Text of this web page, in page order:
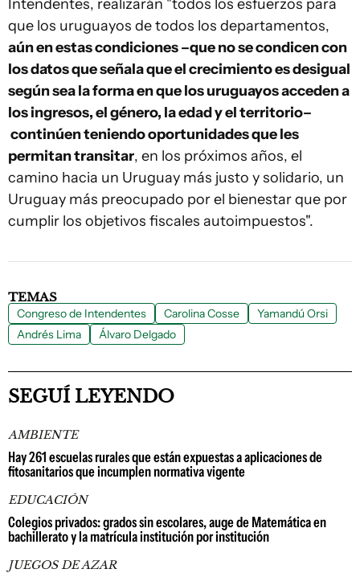
Intendentes, realizarán "todos los esfuerzos para
que los uruguayos de todos los departamentos,
aún en estas condiciones –que no se condicen con
los datos que señala que el crecimiento es desigual
según sea la forma en que los uruguayos acceden a
los ingresos, el género, la edad y el territorio–
continúen teniendo oportunidades que les
permitan transitar, en los próximos años, el
camino hacia un Uruguay más justo y solidario, un
Uruguay más preocupado por el bienestar que por
cumplir los objetivos fiscales autoimpuestos".
TEMAS
Congreso de Intendentes Carolina Cosse
Yamandú Orsi
Andrés Lima
Álvaro Delgado
SEGUÍ LEYENDO
AMBIENTE
Hay 261 escuelas rurales que están expuestas a aplicaciones de
fitosanitarios que incumplen normativa vigente
EDUCACIÓN
Colegios privados: grados sin escolares, auge de Matemática en
bachillerato y la matrícula institución por institución
JUEGOS DE AZAR